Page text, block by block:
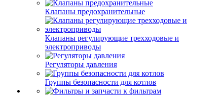
Клапаны предохранительные
Клапаны регулирующие трехходовые и
электроприводы
Регуляторы давления
Группы безопасности для котлов